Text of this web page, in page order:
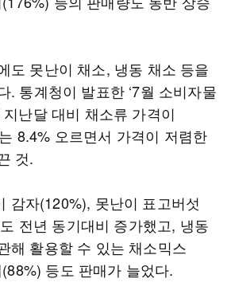
도 못난이 채소, 냉동 채소 등을
. 통계청이 발표한 ‘7월 소비자물
지난달 대비 채소류 가격이
8.4% 오르면서 가격이 저렴한
것.
감자(120%), 못난이 표고버섯
전년 동기대비 증가했고, 냉동
해 활용할 수 있는 채소믹스
등도 판매가 늘었다.